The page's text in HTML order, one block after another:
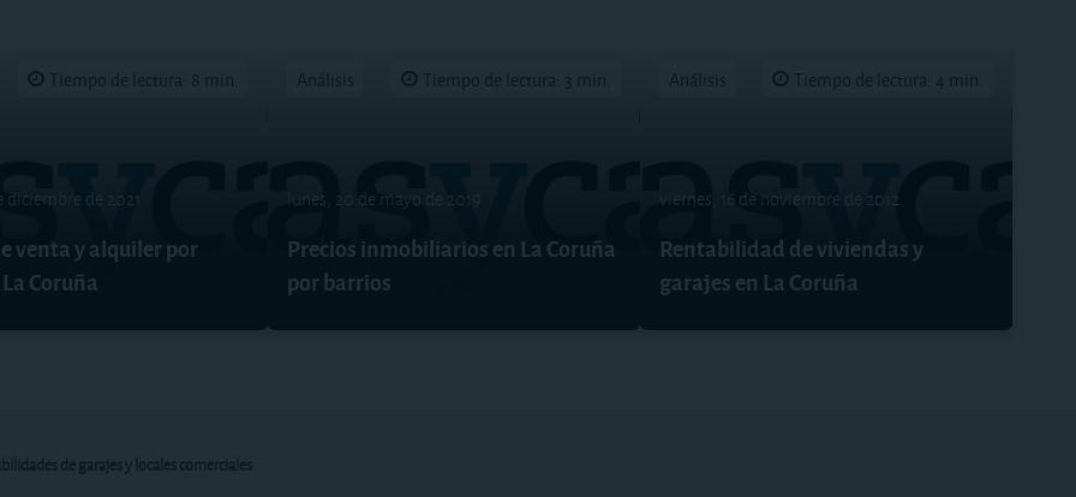
Tiempo de lectura: 8 min.
diciembre de 2021
venta y alquiler por
Coruña
Análisis Tiempo de lectura: 3 min.
lunes, 20 de mayo de 2019
Precios inmobiliarios en La Coruña
por barrios
Análisis Tiempo de lectura: 4 min.
viernes, 16 de noviembre de 2012
Rentabilidad de viviendas y
garajes en La Coruña
de garajes y locales comerciales